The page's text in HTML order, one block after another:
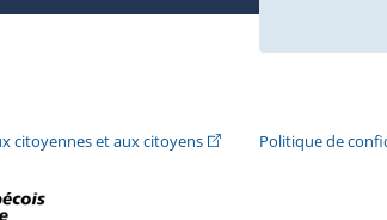
une nouvelle fenêtre.)
citoyennes et aux citoyens(Cet hyperlien externe
Politique de